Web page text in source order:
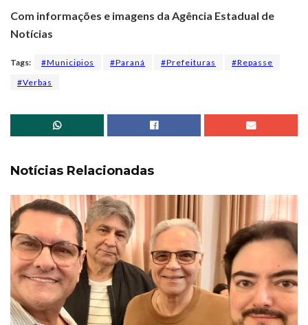
Com informações e imagens da Agência Estadual de
Notícias
Tags: #Municipios #Paraná #Prefeituras
#Repasse
#Verbas
Notícias Relacionadas